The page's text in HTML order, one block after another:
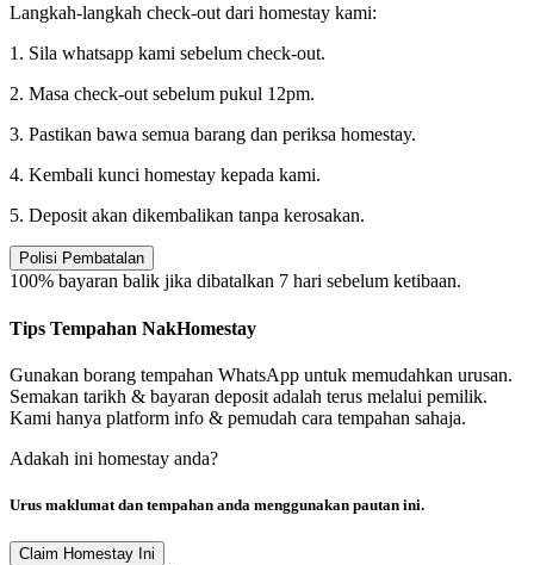
Langkah-langkah check-out dari homestay kami:
1. Sila whatsapp kami sebelum check-out.
2. Masa check-out sebelum pukul 12pm.
3. Pastikan bawa semua barang dan periksa homestay.
4. Kembali kunci homestay kepada kami.
5. Deposit akan dikembalikan tanpa kerosakan.
Polisi Pembatalan
100% bayaran balik jika dibatalkan 7 hari sebelum ketibaan.
Tips Tempahan NakHomestay
Gunakan borang tempahan WhatsApp untuk memudahkan urusan.
Semakan tarikh & bayaran deposit adalah terus melalui pemilik.
Kami hanya platform info & pemudah cara tempahan sahaja.
Adakah ini homestay anda?
Urus maklumat dan tempahan anda menggunakan pautan ini.
Claim Homestay Ini